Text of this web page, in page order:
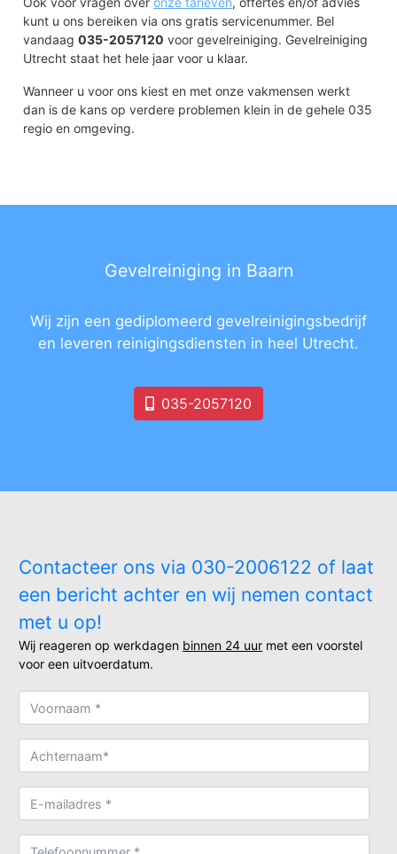
kunt u ons bereiken via ons gratis servicenummer. Bel
vandaag035-2057120 voor gevelreiniging. Gevelreiniging
Utrecht staat het hele jaar voor u klaar.
Wanneer u voor ons kiest en met onze vakmensen werkt
dan is de kans op verdere problemen klein in de gehele 035
regio en omgeving.
Gevelreiniging in Baarn
Wij zijn een gediplomeerd gevelreinigingsbedrijf
en leveren reinigingsdiensten in heel Utrecht.
035-2057120
Contacteer ons via 030-2006122 of laat
een bericht achter en wij nemen contact
met u op!
Wij reageren op werkdagen binnen 24 uur met een voorstel
voor een uitvoerdatum.